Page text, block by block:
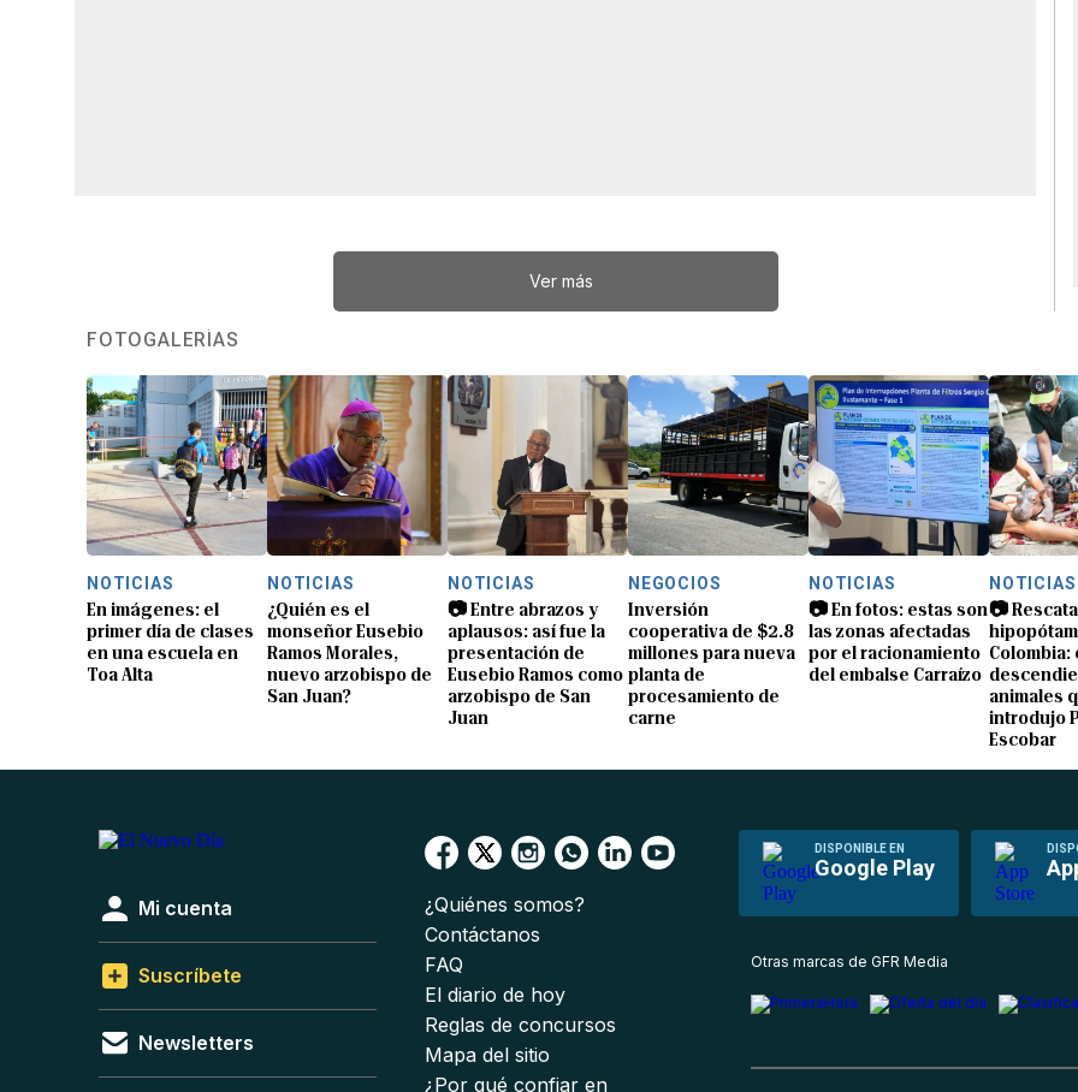
Ver más
FOTOGALERÍAS
NOTICIAS
En imágenes: el
primer día de clases
en una escuela en
Toa Alta
NOTICIAS
¿Quién es el
monseñor Eusebio
Ramos Morales,
nuevo arzobispo de
San Juan?
NOTICIAS
📷 Entre abrazos y
aplausos: así fue la
presentación de
Eusebio Ramos como
arzobispo de San
Juan
NEGOCIOS
Inversión
cooperativa de $2.8
millones para nueva
planta de
procesamiento de
carne
NOTICIAS
📷 En fotos: estas son
las zonas afectadas
por el racionamiento
del embalse Carraízo
NOTICIAS
📷
Colombia:
animales
introdujo
Escobar
DISPONIBLE EN
Google Play
Mi cuenta
Suscríbete
Newsletters
¿Quiénes somos?
Contáctanos
FAQ
El diario de hoy
Reglas de concursos
Mapa del sitio
¿Por qué confiar en
Otras marcas de GFR Media